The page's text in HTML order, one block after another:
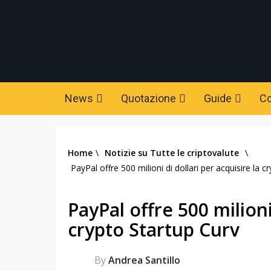
News Quotazione Guide
Home \ Notizie su Tutte le criptovalute \
PayPal offre 500 milioni di dollari per acquisire la
PayPal offre 500
crypto Startup Curv
ByAndrea Santillo